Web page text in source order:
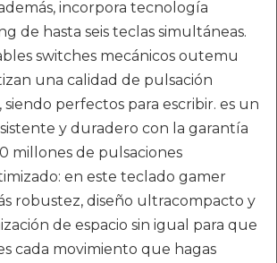
incorpora tecnología
de hasta seis teclas simultáneas.
switches mecánicos outemu
una calidad de pulsación
perfectos para escribir. es un
y duradero con la garantía
millones de pulsaciones
en este teclado gamer
robustez, diseño ultracompacto y
de espacio sin igual para que
cada movimiento que hagas